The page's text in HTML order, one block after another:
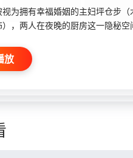
视为拥有幸福婚姻的主妇坪仓步
），两人在夜晚的厨房这一隐秘
放